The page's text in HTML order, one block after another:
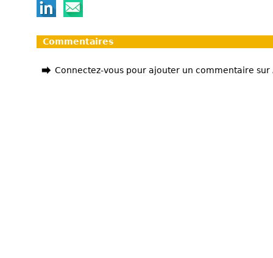
Commentaires
Connectez-vous pour ajouter un commentaire sur